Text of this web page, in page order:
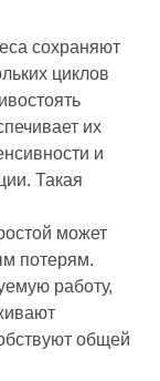
сохраняют
циклов
их
и
Такая
может
потерям.
работу,
общей